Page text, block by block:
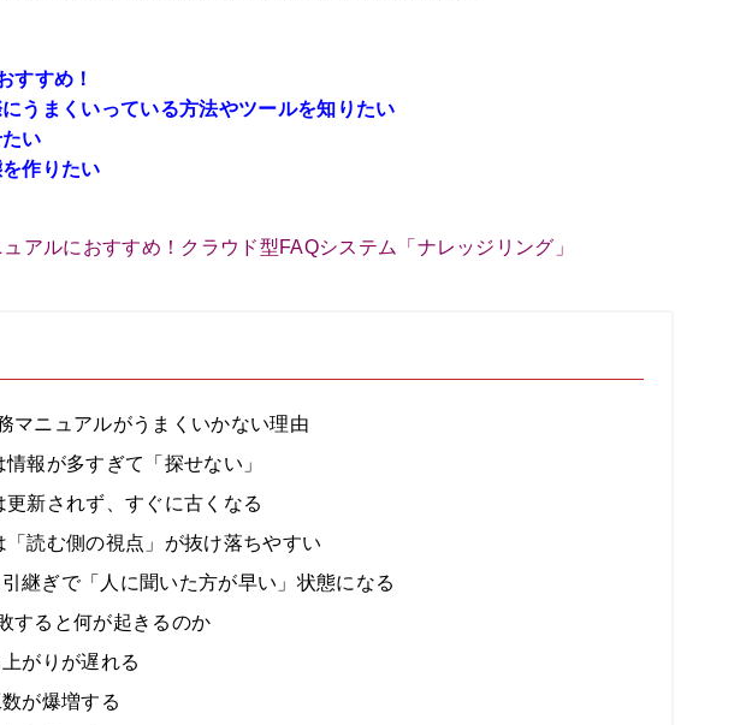
すすめ！
うまくいっている方法やツールを知りたい
い
作りたい
アルにおすすめ！クラウド型FAQシステム「ナレッジリング」
マニュアルがうまくいかない理由
報が多すぎて「探せない」
新されず、すぐに古くなる
読む側の視点」が抜け落ちやすい
継ぎで「人に聞いた方が早い」状態になる
すると何が起きるのか
がりが遅れる
が爆増する